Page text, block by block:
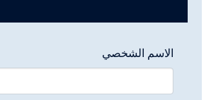
الاسم الشخصي